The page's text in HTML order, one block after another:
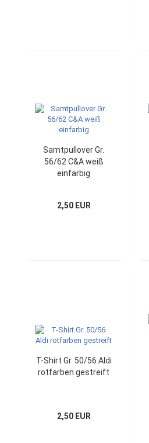
Samtpullover Gr.
56/62 C&A weiß
einfarbig
2,50 EUR
T-Shirt Gr. 50/56 Aldi
rotfarben gestreift
2,50 EUR